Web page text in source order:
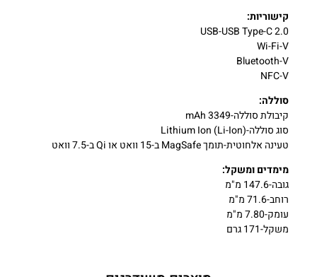
קישוריות:
USB-USB Type-C 2.0
Wi-Fi-V
Bluetooth-V
NFC-V
סוללה:
קיבולת סוללה-3349 mAh
סוג סוללה-Lithium Ion (Li-Ion)
טעינה אלחוטית-תומך MagSafe ב-15 וואט או Qi ב-7.5 וואט
מימדים ומשקל:
גובה-147.6 מ"מ
רוחב-71.6 מ"מ
עומק-7.80 מ"מ
משקל-171 גרם